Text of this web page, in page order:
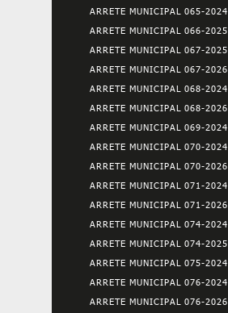
ARRETE MUNICIPAL 065-2024
ARRETE MUNICIPAL 066-2025
ARRETE MUNICIPAL 067-2025
ARRETE MUNICIPAL 067-2026
ARRETE MUNICIPAL 068-2024
ARRETE MUNICIPAL 068-2026
ARRETE MUNICIPAL 069-2024
ARRETE MUNICIPAL 070-2024
ARRETE MUNICIPAL 070-2026
ARRETE MUNICIPAL 071-2024
ARRETE MUNICIPAL 071-2026
ARRETE MUNICIPAL 074-2024
ARRETE MUNICIPAL 074-2025
ARRETE MUNICIPAL 075-2024
ARRETE MUNICIPAL 076-2024
ARRETE MUNICIPAL 076-2026